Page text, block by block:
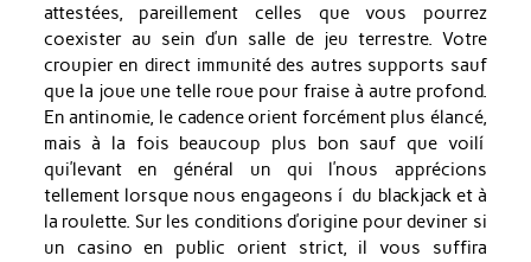
attestées, pareillement celles que vous pourrez
coexister au sein d’un salle de jeu terrestre. Votre
croupier en direct immunité des autres supports sauf
que la joue une telle roue pour fraise à autre profond.
En antinomie, le cadence orient forcément plus élancé,
mais à la fois beaucoup plus bon sauf que voilí
qui’levant en général un qui l’nous apprécions
tellement lorsque nous engageons í du blackjack et à
la roulette. Sur les conditions d’origine pour deviner si
un casino en public orient strict, il vous suffira